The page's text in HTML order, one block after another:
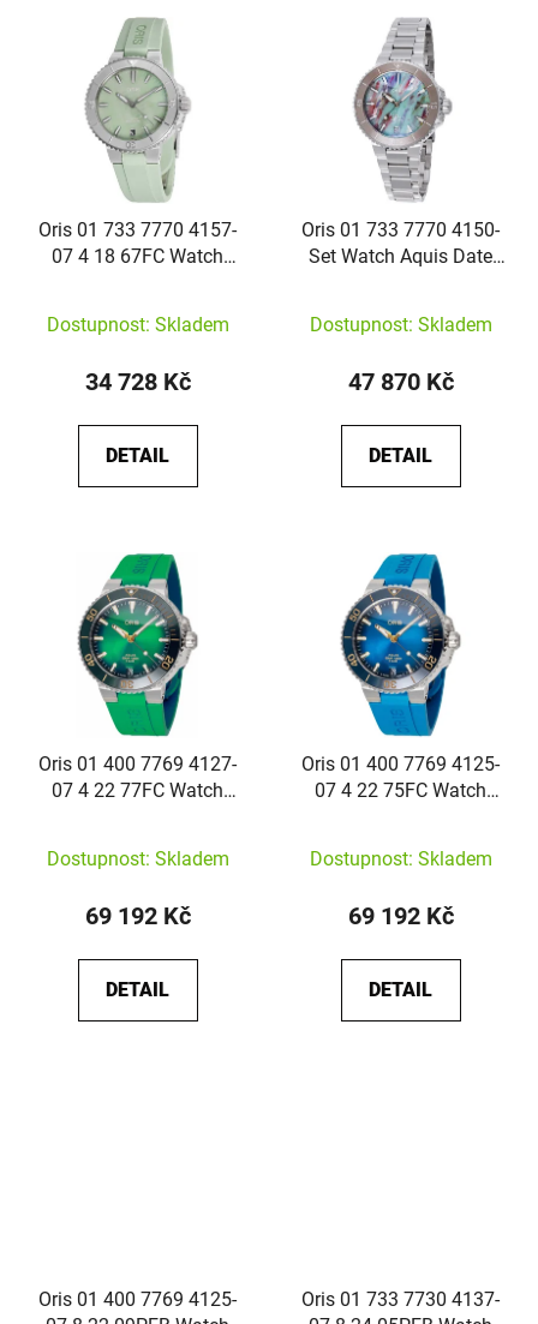
Výpis produktů
Oris 01 733 7770 4157-
07 4 18 67FC Watch
Dostupnost: Skladem
34 728 Kč
DETAIL
Oris 01 733 7770 4150-
Set Watch Aquis Date
Dostupnost: Skladem
47 870 Kč
DETAIL
Oris 01 400 7769 4127-
07 4 22 77FC Watch
Dostupnost: Skladem
69 192 Kč
DETAIL
Oris 01 400 7769 4125-
07 4 22 75FC Watch
Dostupnost: Skladem
69 192 Kč
DETAIL
Oris 01 400 7769 4125-
Oris 01 733 7730 4137-